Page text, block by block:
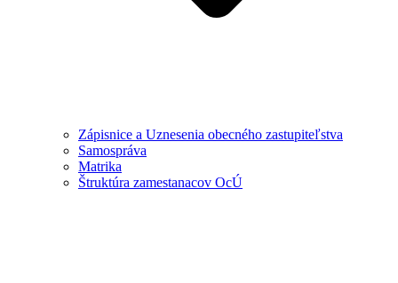
Zápisnice a Uznesenia obecného zastupiteľstva
Samospráva
Matrika
Štruktúra zamestanacov OcÚ